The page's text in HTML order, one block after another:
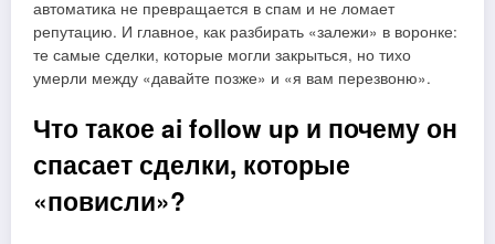
автоматика не превращается в спам и не ломает
репутацию. И главное, как разбирать «залежи» в воронке:
те самые сделки, которые могли закрыться, но тихо
умерли между «давайте позже» и «я вам перезвоню».
Что такое ai follow up и почему он
спасает сделки, которые
«повисли»?